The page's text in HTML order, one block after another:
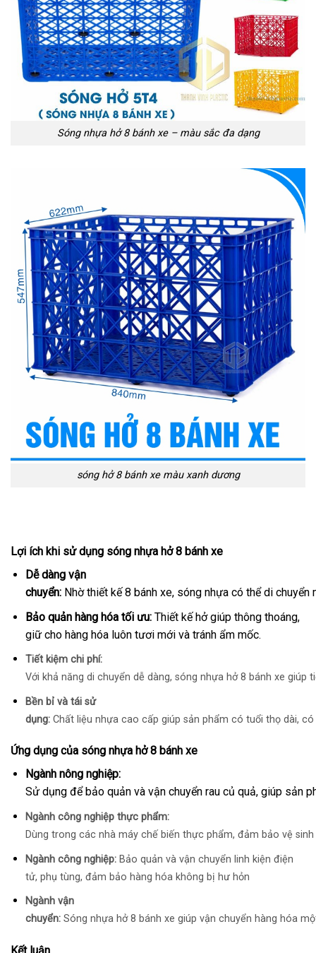
Sóng nhựa hở 8 bánh xe – màu sắc đa dạng
sóng hở 8 bánh xe màu xanh dương
Lợi ích khi sử dụng sóng nhựa hở 8 bánh xe
Dễ dàng vận
chuyển:Nhờ thiết kế 8 bánh xe, sóng nhựa có thể di
Bảo quản hàng hóa tối ưu:Thiết kế hở giúp thông thoáng,
giữ cho hàng hóa luôn tươi mới và tránh ẩm mốc.
Tiết kiệm chi phí:
Với khả năng di chuyển dễ dàng, sóng nhựa hở 8 bánh xe giúp
Bền bỉ và tái sử
dụng:Chất liệu nhựa cao cấp giúp sản phẩm có tuổi thọ dài,
Ứng dụng của sóng nhựa hở 8 bánh xe
Ngành nông nghiệp:
Sử dụng để bảo quản và vận chuyển rau củ quả, giúp sản
Ngành công nghiệp thực phẩm:
Dùng trong các nhà máy chế biến thực phẩm, đảm bảo vệ
Ngành công nghiệp:Bảo quản và vận chuyển linh kiện điện
tử, phụ tùng, đảm bảo hàng hóa không bị hư hỏn
Ngành vận
chuyển:Sóng nhựa hở 8 bánh xe giúp vận chuyển hàng hóa